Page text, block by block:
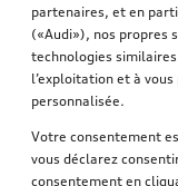
*380,00 CHF
partenaires, et en
(«Audi»), nos propres
technologies
l’exploitation et à
personnalisée.
Votre consentement
vous déclarez
consentement en